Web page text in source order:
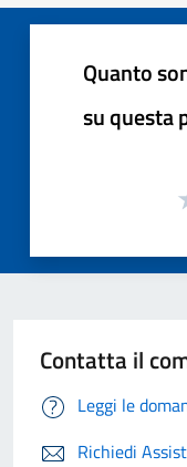
Quanto
su questa
Contatta il
Leggi le
Richiedi